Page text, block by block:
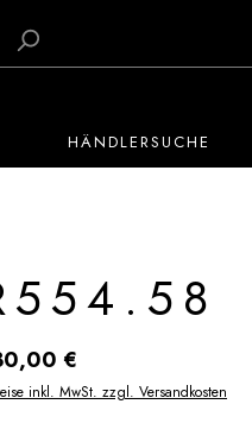
HÄNDLERSUCHE
Preis:
€
inkl. MwSt. zzgl. Versandkosten